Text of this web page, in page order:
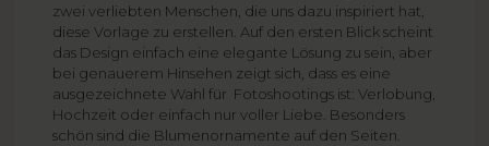
zwei verliebten Menschen, die uns dazu inspiriert hat,
diese Vorlage zu erstellen. Auf den ersten Blick scheint
das Design einfach eine elegante Lösung zu sein, aber
bei genauerem Hinsehen zeigt sich, dass es eine
ausgezeichnete Wahl für Fotoshootings ist: Verlobung,
Hochzeit oder einfach nur voller Liebe. Besonders
schön sind die Blumenornamente auf den Seiten.